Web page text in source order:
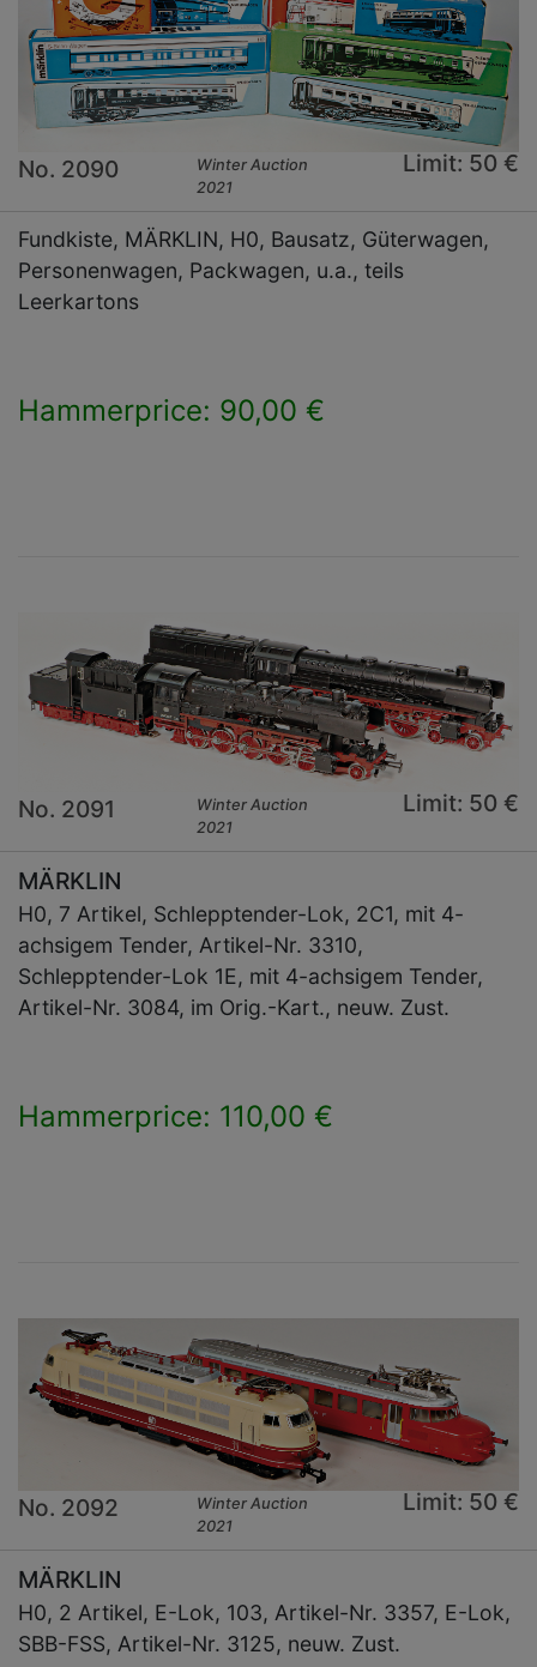
No. 2090
Winter Auction
2021
Limit: 50 €
Fundkiste, MÄRKLIN, H0, Bausatz, Güterwagen,
Personenwagen, Packwagen, u.a., teils
Leerkartons
Hammerprice: 90,00 €
No. 2091
Winter Auction
2021
Limit: 50 €
MÄRKLIN
H0, 7 Artikel, Schlepptender-Lok, 2C1, mit 4-
achsigem Tender, Artikel-Nr. 3310,
Schlepptender-Lok 1E, mit 4-achsigem Tender,
Artikel-Nr. 3084, im Orig.-Kart., neuw. Zust.
Hammerprice: 110,00 €
No. 2092
Winter Auction
2021
Limit: 50 €
MÄRKLIN
H0, 2 Artikel, E-Lok, 103, Artikel-Nr. 3357, E-Lok,
SBB-FSS, Artikel-Nr. 3125, neuw. Zust.